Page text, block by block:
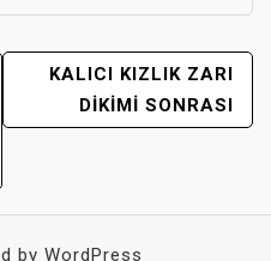
KALICI KIZLIK ZARI
DIKIMI SONRASI
by WordPress